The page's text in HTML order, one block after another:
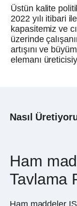
Üstün kalite
2022 yılı itibari
kapasitemiz ve
üzerinde
artışını ve
elemanı
Nasıl
Ham
Tavlama